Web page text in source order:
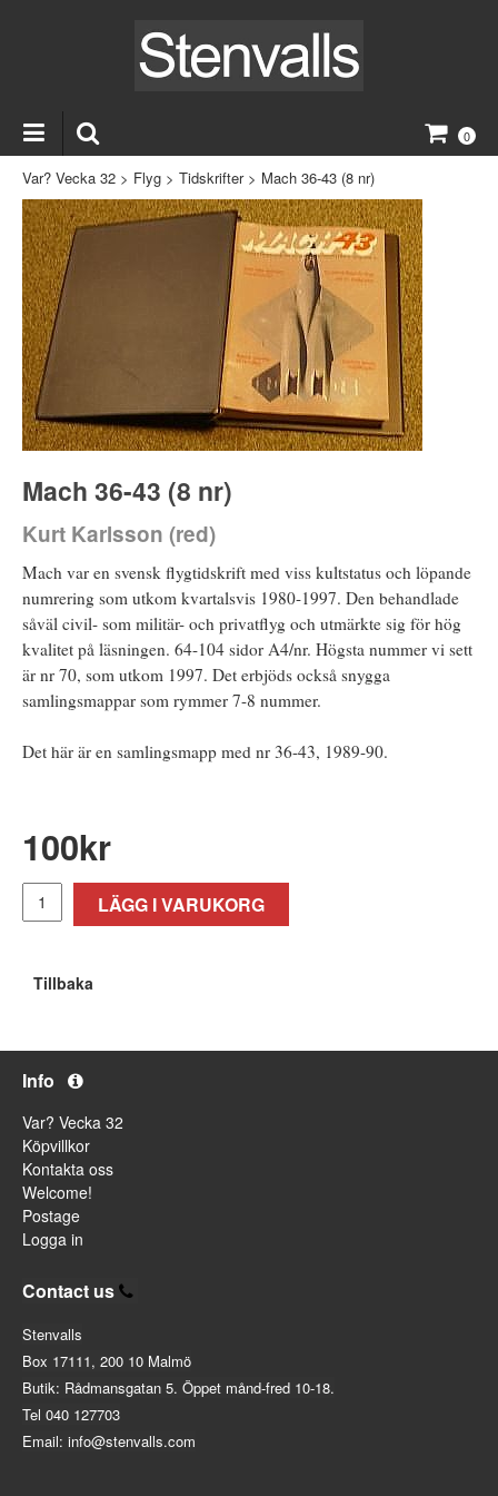
0
Var? Vecka 32 > Flyg > Tidskrifter> Mach 36-43 (8 nr)
Mach 36-43 (8 nr)
Kurt Karlsson (red)
Mach var en svensk flygtidskrift med viss kultstatus och löpande
numrering som utkom kvartalsvis 1980-1997. Den behandlade
såväl civil- som militär- och privatflyg och utmärkte sig för hög
kvalitet på läsningen. 64-104 sidor A4/nr. Högsta nummer vi sett
är nr 70, som utkom 1997. Det erbjöds också snygga
samlingsmappar som rymmer 7-8 nummer.
Det här är en samlingsmapp med nr 36-43, 1989-90.
100kr
LÄGG I VARUKORG
Tillbaka
Info
Var? Vecka 32
Köpvillkor
Kontakta oss
Welcome!
Postage
Logga in
Contact us
Stenvalls
Box 17111, 200 10 Malmö
Butik: Rådmansgatan 5. Öppet månd-fred 10-18.
Tel 040 127703
Email: info@stenvalls.com